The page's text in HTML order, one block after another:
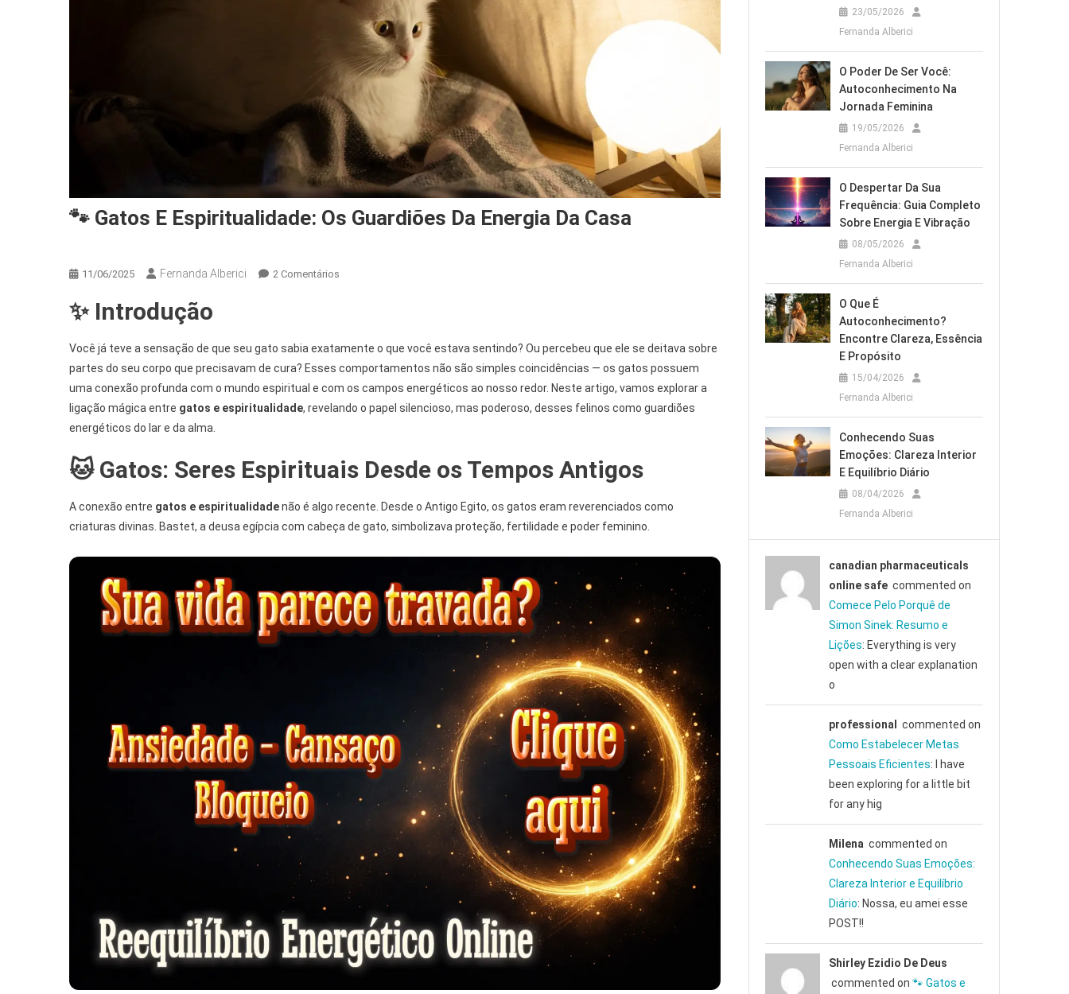
🐾 Gatos E Espiritualidade: Os Guardiões Da Energia Da Casa
11/06/2025 Fernanda Alberici 2 Comentários
Espiritualidade:
Os
Da
✨ Introdução
Você já teve a sensação de que seu gato sabia exatamente o que você estava sentindo? Ou percebeu que ele se deitava sobre
partes do seu corpo que precisavam de cura? Esses comportamentos não são simples coincidências — os gatos possuem
uma conexão profunda com o mundo espiritual e com os campos energéticos ao nosso redor. Neste artigo, vamos explorar a
ligação mágica entre gatos e espiritualidade, revelando o papel silencioso, mas poderoso, desses felinos como guardiões
energéticos do lar e da alma.
🐱 Gatos: Seres Espirituais Desde os Tempos Antigos
A conexão entre gatos e espiritualidadenão é algo recente. Desde o Antigo Egito, os gatos eram reverenciados como
criaturas divinas. Bastet, a deusa egípcia com cabeça de gato, simbolizava proteção, fertilidade e poder feminino.
23/05/2026
Fernanda Alberici
O Poder De Ser Você:
Autoconhecimento Na
Jornada Feminina
19/05/2026
Fernanda Alberici
O Despertar Da Sua
Frequência: Guia Completo
Sobre Energia E Vibração
08/05/2026
Fernanda Alberici
O Que É
Autoconhecimento?
Encontre Clareza, Essência
E Propósito
15/04/2026
Fernanda Alberici
Conhecendo Suas
Emoções: Clareza Interior
E Equilíbrio Diário
08/04/2026
Fernanda Alberici
canadian pharmaceuticals
online safecommented on
Comece Pelo Porquê de
Simon Sinek: Resumo e
Lições: Everything is very
open with a clear explanation
o
professional
commented on
Como Estabelecer Metas
Pessoais Eficientes: I have
been exploring for a little bit
for any hig
Milena commented on
Conhecendo Suas Emoções:
Clareza Interior e Equilíbrio
Diário: Nossa, eu amei esse
POST!!
Shirley Ezidio De Deus
commented on 🐾 Gatos e